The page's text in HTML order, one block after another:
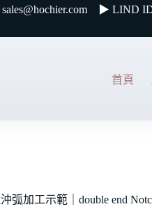
sales@hochier.com ▶ LIND
首頁
弧加工示範｜double end